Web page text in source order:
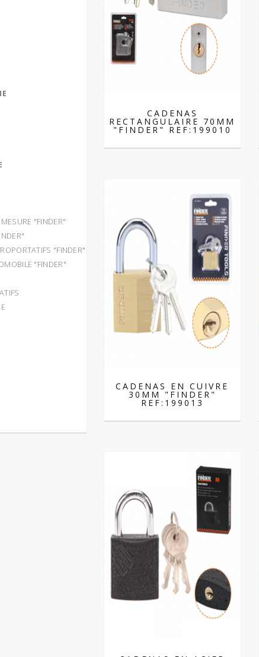
"FINDER"
"FINDER"
"FINDER"
CADENAS
RECTANGULAIRE 70MM
"FINDER" REF:199010
CADENAS EN CUIVRE
30MM "FINDER"
REF:199013